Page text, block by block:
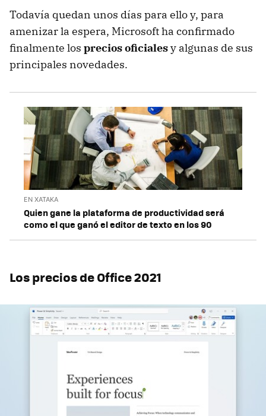
Todavía quedan unos días para ello y, para
amenizar la espera, Microsoft ha confirmado
finalmente los precios oficialesy algunas de sus
principales novedades.
EN XATAKA
Quien gane la plataforma de productividad será
como el que ganó el editor de texto en los 90
Los precios de Office 2021